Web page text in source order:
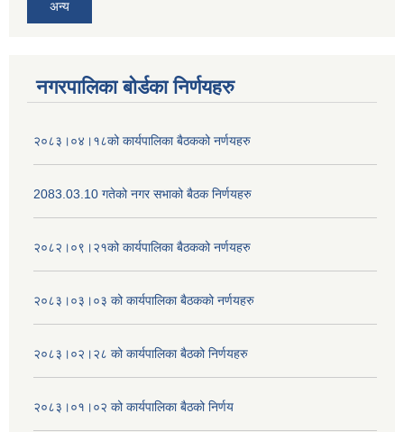
अन्य
नगरपालिका बोर्डका निर्णयहरु
२०८३।०४।१८को कार्यपालिका बैठकको नर्णयहरु
2083.03.10 गतेको नगर सभाको बैठक निर्णयहरु
२०८२।०९।२१को कार्यपालिका बैठकको नर्णयहरु
२०८३।०३।०३ को कार्यपालिका बैठकको नर्णयहरु
२०८३।०२।२८ को कार्यपालिका बैठको निर्णयहरु
२०८३।०१।०२ को कार्यपालिका बैठको निर्णय